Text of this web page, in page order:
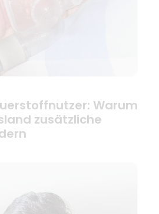
Warum
zusätzliche